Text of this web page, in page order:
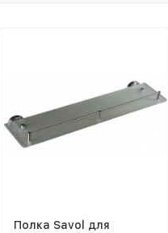
Полка Savol для